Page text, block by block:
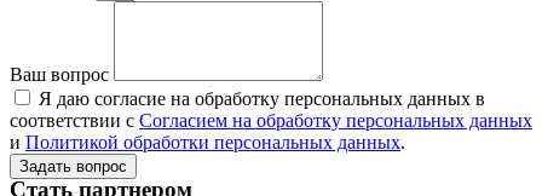
Ваш вопрос
Я даю согласие на обработку персональных данных в
соответствии с Согласием на обработку персональных данных
и Политикой обработки персональных данных.
Задать вопрос
Стать партнером